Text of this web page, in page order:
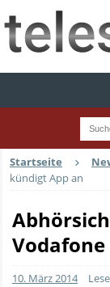
Startseite
kündigt App an
10. März 2014